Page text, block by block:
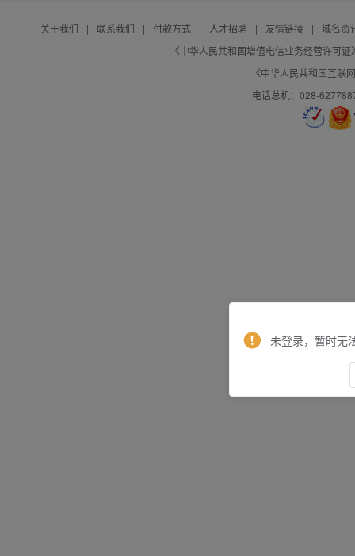
关于我们 | 联系我们 | 付款方式 | 人才招聘 | 友情链接 |
域名资
《中华人民共和国增值电信业务经营许可
《中华人民共和国互联
电话总机：028-
未登录，暂时无